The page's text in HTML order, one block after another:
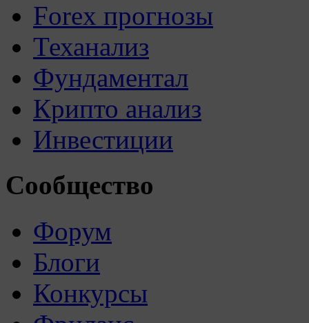
Forex прогнозы
Теханализ
Фундаментал
Крипто анализ
Инвестиции
Сообщество
Форум
Блоги
Конкурсы